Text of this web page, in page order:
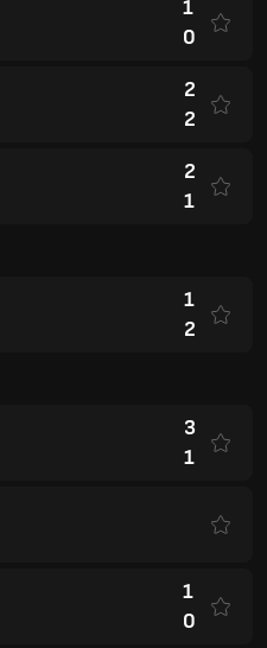
1
0
2
2
2
1
1
2
3
1
1
0